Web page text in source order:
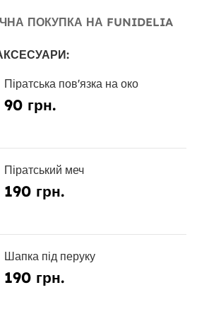
ПОКУПКА НА FUNIDELIA
Піратська пов'язка на око
90 грн.
Піратський меч
190 грн.
Шапка під перуку
190 грн.